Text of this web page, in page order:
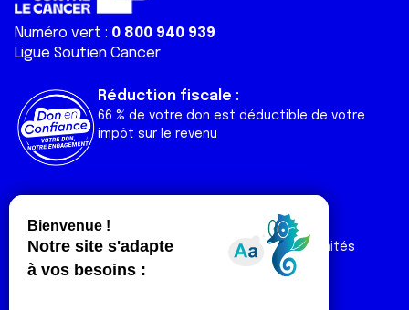
Numéro vert : 0 800 940 939
Ligue Soutien Cancer
Réduction fiscale :
66 % de votre don est déductible de votre
impôt sur le revenu
Liens utiles
Nos actualités
Nos publications
Contact
Espace Ligue & comités
Espace chercheur